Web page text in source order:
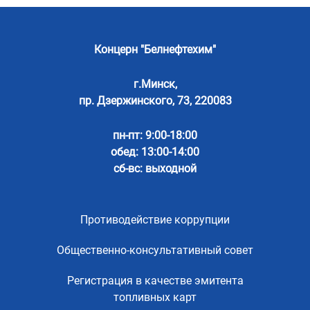
Концерн "Белнефтехим"
г.Минск,
пр. Дзержинского, 73, 220083
пн-пт: 9:00-18:00
обед: 13:00-14:00
сб-вс: выходной
Противодействие коррупции
Общественно-консультативный совет
Регистрация в качестве эмитента
топливных карт